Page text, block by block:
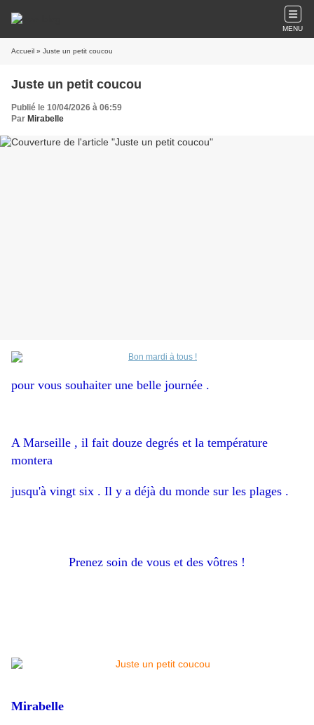
MENU
Accueil » Juste un petit coucou
Juste un petit coucou
Publié le 10/04/2026 à 06:59
Par Mirabelle
pour vous souhaiter une belle journée .
A Marseille , il fait douze degrés et la température
montera
jusqu'à vingt six . Il y a déjà du monde sur les plages .
Prenez soin de vous et des vôtres !
Mirabelle